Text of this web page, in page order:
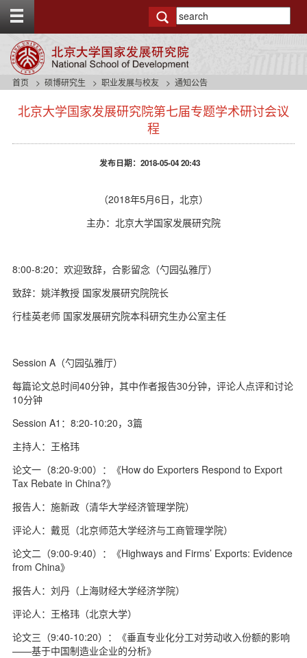
g
t
首页 硕博研究生 职业发展与校友 通知公告
北京大学国家发展研究院第七届专题学术研讨会议
程
发布日期：2018-05-04 20:43
（2018年5月6日，北京）
主办：北京大学国家发展研究院
8:00-8:20：欢迎致辞，合影留念（勺园弘雅厅）
致辞：姚洋教授 国家发展研究院院长
行桂英老师 国家发展研究院本科研究生办公室主任
Session A（勺园弘雅厅）
每篇论文总时间40分钟，其中作者报告30分钟，评论人点评和讨论
10分钟
Session A1：8:20-10:20，3篇
主持人：王格玮
论文一（8:20-9:00）：《How do Exporters Respond to Export
Tax Rebate in China?》
报告人：施新政（清华大学经济管理学院）
评论人：戴觅（北京师范大学经济与工商管理学院）
论文二（9:00-9:40）：《Highways and Firms’ Exports: Evidence
from China》
报告人：刘丹（上海财经大学经济学院）
评论人：王格玮（北京大学）
论文三（9:40-10:20）：《垂直专业化分工对劳动收入份额的影响
——基于中国制造业企业的分析》